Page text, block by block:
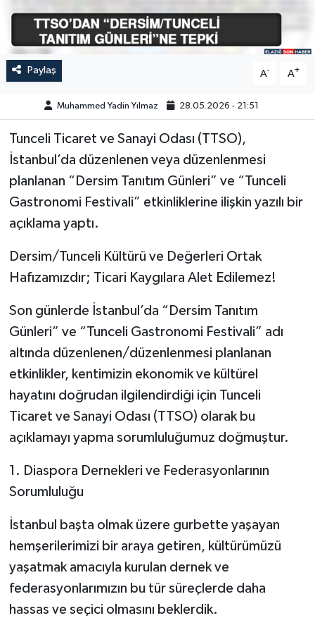
Paylaş A- A+
Muhammed Yadin Yılmaz 28.05.2026 - 21:51
Tunceli Ticaret ve Sanayi Odası (TTSO),
İstanbul’da düzenlenen veya düzenlenmesi
planlanan “Dersim Tanıtım Günleri” ve “Tunceli
Gastronomi Festivali” etkinliklerine ilişkin yazılı bir
açıklama yaptı.
Dersim/Tunceli Kültürü ve Değerleri Ortak
Hafızamızdır; Ticari Kaygılara Alet Edilemez!
Son günlerde İstanbul’da “Dersim Tanıtım
Günleri” ve “Tunceli Gastronomi Festivali” adı
altında düzenlenen/düzenlenmesi planlanan
etkinlikler, kentimizin ekonomik ve kültürel
hayatını doğrudan ilgilendirdiği için Tunceli
Ticaret ve Sanayi Odası (TTSO) olarak bu
açıklamayı yapma sorumluluğumuz doğmuştur.
1. Diaspora Dernekleri ve Federasyonlarının
Sorumluluğu
İstanbul başta olmak üzere gurbette yaşayan
hemşerilerimizi bir araya getiren, kültürümüzü
yaşatmak amacıyla kurulan dernek ve
federasyonlarımızın bu tür süreçlerde daha
hassas ve seçici olmasını beklerdik.
MEDYA
ÖZEL HABER
POLİTİKA
SAĞLIK
SİYASET
TEKNOLOJİ
YAŞAM